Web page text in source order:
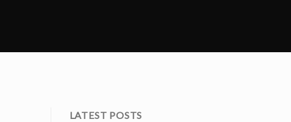
LATEST POSTS